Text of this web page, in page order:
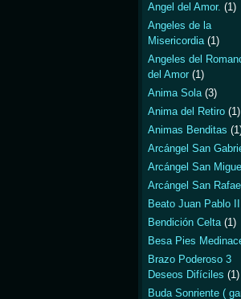
Angel del Amor. (1)
Angeles de la
Misericordia (1)
Angeles del
del Amor (1)
Anima Sola (3)
Anima del Retiro (1)
Animas Benditas
Arcángel San
Arcángel San Miguel
Arcángel San Rafael
Beato Juan Pablo II
Bendición Celta (1)
Besa Pies
Brazo Poderoso 3
Deseos Difíciles (1)
Buda Sonriente (